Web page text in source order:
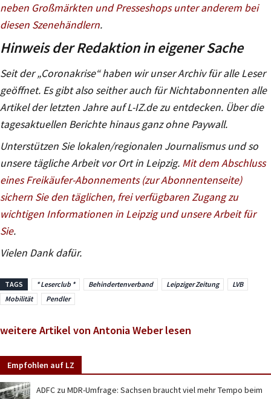
neben Großmärkten und Presseshops unter anderem bei
diesen Szenehändlern.
Hinweis der Redaktion in eigener Sache
Seit der „Coronakrise“ haben wir unser Archiv für alle Leser
geöffnet. Es gibt also seither auch für Nichtabonnenten alle
Artikel der letzten Jahre auf L-IZ.de zu entdecken. Über die
tagesaktuellen Berichte hinaus ganz ohne Paywall.
Unterstützen Sie lokalen/regionalen Journalismus und so
unsere tägliche Arbeit vor Ort in Leipzig. Mit dem Abschluss
eines Freikäufer-Abonnements (zur Abonnentenseite)
sichern Sie den täglichen, frei verfügbaren Zugang zu
wichtigen Informationen in Leipzig und unsere Arbeit für
Sie.
Vielen Dank dafür.
TAGS * Leserclub * Behindertenverband Leipziger Zeitung
LVB
Mobilität
Pendler
weitere Artikel von Antonia Weber lesen
Empfohlen auf LZ
ADFC zu MDR-Umfrage: Sachsen braucht viel mehr Tempo beim